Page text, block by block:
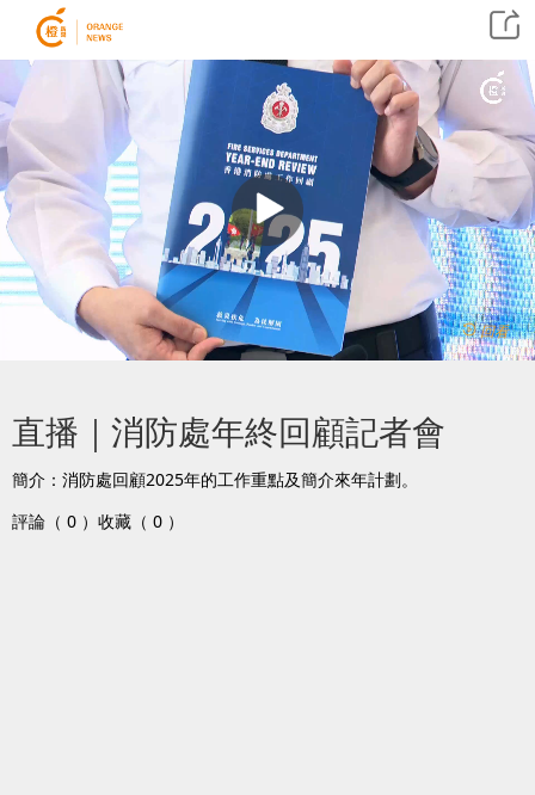
回看
直播｜消防處年終回顧記者會
簡介：消防處回顧2025年的工作重點及簡介來年計劃。
評論（ 0 ） 收藏（ 0 ）